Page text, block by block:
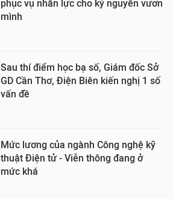
phục vụ nhân lực cho kỷ nguyên vươn
mình
Sau thí điểm học bạ số, Giám đốc Sở
GD Cần Thơ, Điện Biên kiến nghị 1 số
vấn đề
Mức lương của ngành Công nghệ kỹ
thuật Điện tử - Viễn thông đang ở
mức khá